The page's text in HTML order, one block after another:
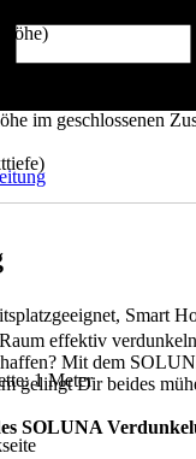
im geschlossenen
Smart
1 Meter
effektiv
Mit dem
gelingt Dir beides
SOLUNA